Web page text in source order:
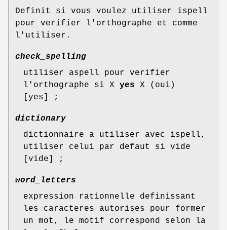
Definit si vous voulez utiliser ispell
pour verifier l'orthographe et comme
l'utiliser.
check_spelling
utiliser aspell pour verifier
l'orthographe si X yes X (oui)
[yes] ;
dictionary
dictionnaire a utiliser avec ispell,
utiliser celui par defaut si vide
[vide] ;
word_letters
expression rationnelle definissant
les caracteres autorises pour former
un mot, le motif correspond selon la